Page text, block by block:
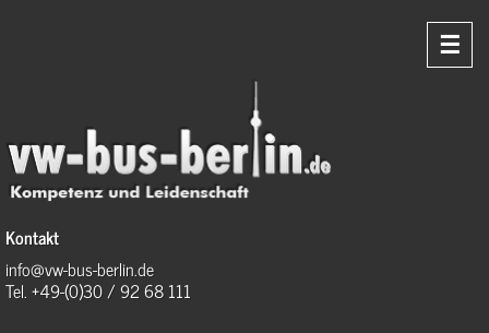
☰
Kontakt
info@vw-bus-berlin.de
Tel. +49-(0)30 / 92 68 111